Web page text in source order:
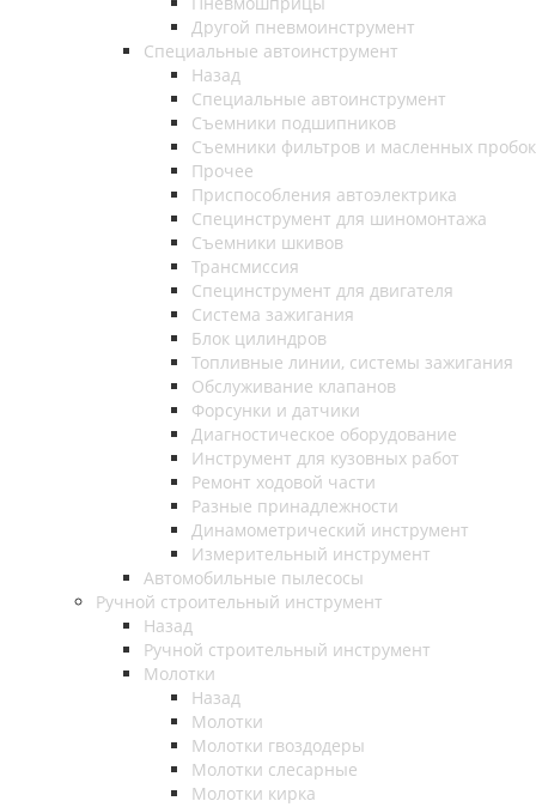
Другой пневмоинструмент
Специальные автоинструмент
Назад
Специальные автоинструмент
Съемники подшипников
Съемники фильтров и масленных пробок
Прочее
Приспособления автоэлектрика
Специнструмент для шиномонтажа
Съемники шкивов
Трансмиссия
Специнструмент для двигателя
Система зажигания
Блок цилиндров
Топливные линии, системы зажигания
Обслуживание клапанов
Форсунки и датчики
Диагностическое оборудование
Инструмент для кузовных работ
Ремонт ходовой части
Разные принадлежности
Динамометрический инструмент
Измерительный инструмент
Автомобильные пылесосы
Ручной строительный инструмент
Назад
Ручной строительный инструмент
Молотки
Назад
Молотки
Молотки гвоздодеры
Молотки слесарные
Молотки кирка